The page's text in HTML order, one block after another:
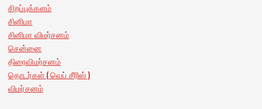
சிறப்புக்களம்
சினிமா
சினிமா விமர்சனம்
சென்னை
திரைவிமர்சனம்
தொடர்கள் ( வெப் சீரிஸ் )
விமர்சனம்